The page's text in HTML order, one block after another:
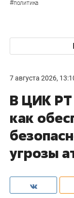
#политика
7 августа 2026,
В ЦИК РТ
как
угрозы